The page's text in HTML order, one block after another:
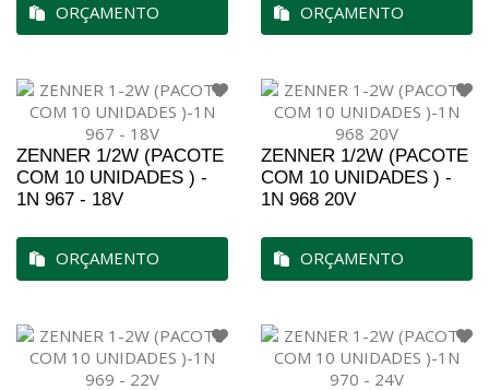
ORÇAMENTO ORÇAMENTO
ZENNER 1/2W (PACOTE
COM 10 UNIDADES ) -
1N 967 - 18V
ORÇAMENTO
ZENNER 1/2W (PACOTE
COM 10 UNIDADES ) -
1N 968 20V
ORÇAMENTO